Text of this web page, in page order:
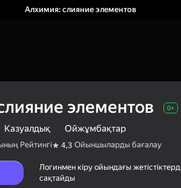
Алхимия: слияние элементов
Бас тарту
элементов 0+
Казуалдық Ойжұмбақтар
Рейтингі 4,3 Ойыншыларды бағалау
Логинмен кіру ойындағы
сақтайды